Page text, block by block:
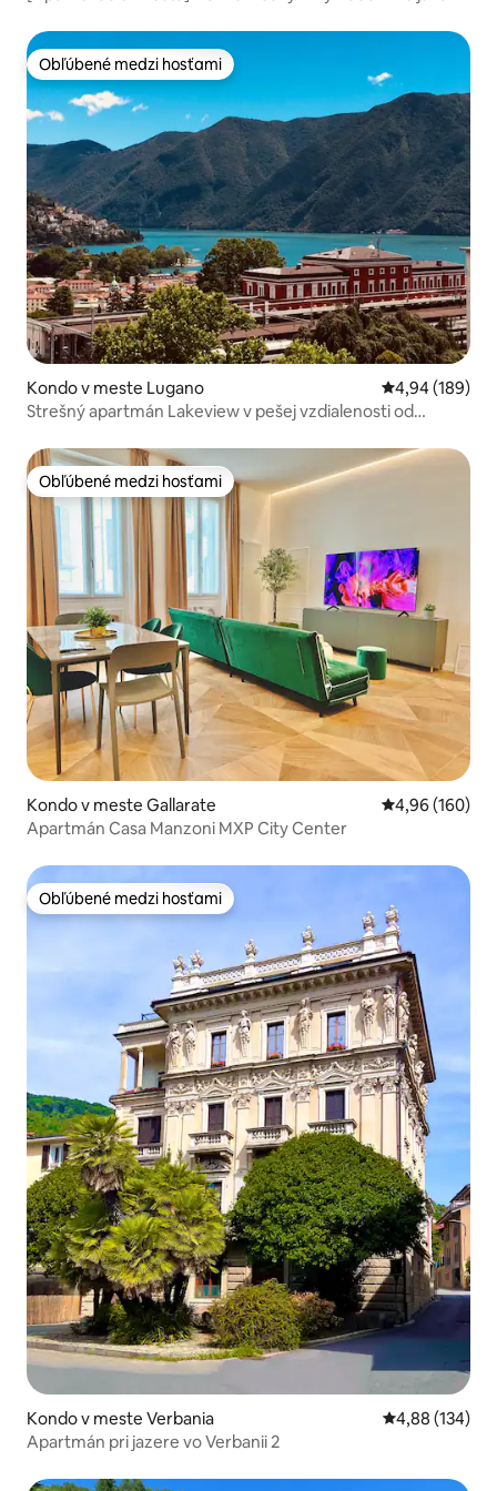
Obľúbené medzi hosťami
Obľúbené medzi hosťami
Kondo v meste Lugano Priemerné
4,94 (189)
Strešný apartmán Lakeview v pešej vzdialenosti od
Obľúbené medzi hosťami
Obľúbené medzi hosťami
Kondo v meste Gallarate Priemerné
4,96 (160)
Apartmán Casa Manzoni MXP City Center
Obľúbené medzi hosťami
Obľúbené medzi hosťami
Kondo v meste Verbania Priemerné
4,88 (134)
Apartmán pri jazere vo Verbanii 2